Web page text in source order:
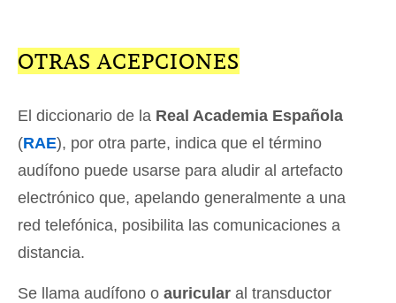
OTRAS ACEPCIONES
El diccionario de la Real Academia Española
(RAE), por otra parte, indica que el término
audífono puede usarse para aludir al artefacto
electrónico que, apelando generalmente a una
red telefónica, posibilita las comunicaciones a
distancia.
Se llama audífono o auricular al transductor